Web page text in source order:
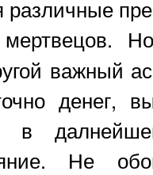
различные
мертвецов.
важный
денег,
в
Не